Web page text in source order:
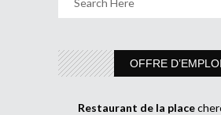
OFFRE D’EMPLOI
Restaurant de la place